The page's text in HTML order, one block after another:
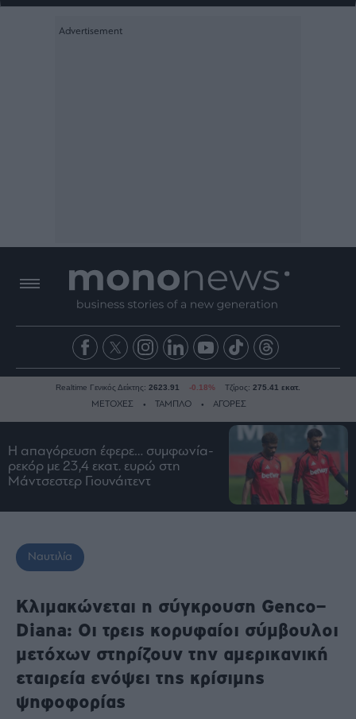
Ειδήσεις
Οικονομία
Business
Ναυτιλία
Ενέργεια
Πολιτική
Πολιτισμός
Κοινωνία
Law
Realtime Γενικός Δείκτης: 2623.91 -0.18% Τζίρος: 275.41 εκατ.
ΜΕΤΟΧΕΣ ΤΑΜΠΛΟ ΑΓΟΡΕΣ
Η απαγόρευση έφερε… συμφωνία-
ρεκόρ με 23,4 εκατ. ευρώ στη
Μάντσεστερ Γιουνάιτεντ
Ναυτιλία
Κλιμακώνεται η σύγκρουση Genco–
Diana: Οι τρεις κορυφαίοι σύμβουλοι
μετόχων στηρίζουν την αμερικανική
εταιρεία ενόψει της κρίσιμης
ψηφοφορίας